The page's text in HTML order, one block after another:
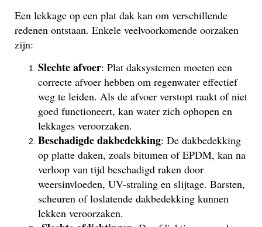
Een lekkage op een plat dak kan om verschillende
redenen ontstaan. Enkele veelvoorkomende oorzaken
zijn:
Slechte afvoer: Plat daksystemen moeten een
correcte afvoer hebben om regenwater effectief
weg te leiden. Als de afvoer verstopt raakt of niet
goed functioneert, kan water zich ophopen en
lekkages veroorzaken.
Beschadigde dakbedekking: De dakbedekking
op platte daken, zoals bitumen of EPDM, kan na
verloop van tijd beschadigd raken door
weersinvloeden, UV-straling en slijtage. Barsten,
scheuren of loslatende dakbedekking kunnen
lekken veroorzaken.